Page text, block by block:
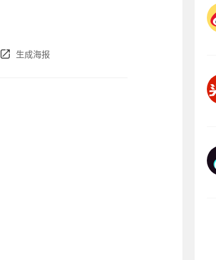
生成海报